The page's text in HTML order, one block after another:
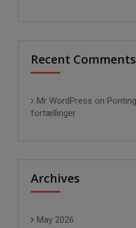
Recent Comments
Mr WordPress on
fortællinger
Archives
May 2026